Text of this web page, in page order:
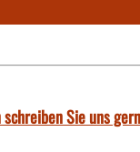
Sie uns